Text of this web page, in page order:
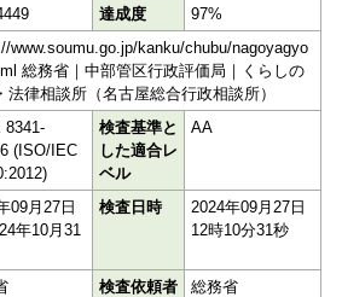
達成度
97%
www.soumu.go.jp/kanku/chubu/nagoyagyo
総務省｜中部管区行政評価局｜くらしの
法律相談所（名古屋総合行政相談所）
8341-
(ISO/IEC
検査基準と
した適合レ
ベル
AA
09月27日
年10月31
検査日時
2024年09月27日
12時10分31秒
検査依頼者 総務省